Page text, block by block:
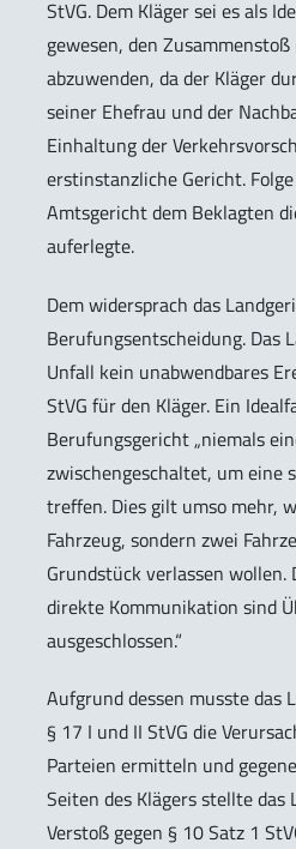
StVG. Dem Kläger sei es als
gewesen, den
abzuwenden, da der Kläger
seiner Ehefrau und der
Einhaltung der
erstinstanzliche Gericht.
Amtsgericht dem Beklagten
auferlegte.
Dem widersprach das
Berufungsentscheidung. Das
Unfall kein unabwendbares
StVG für den Kläger. Ein
Berufungsgericht „niemals
zwischengeschaltet, um eine
treffen. Dies gilt umso mehr,
Fahrzeug, sondern zwei
Grundstück verlassen wollen.
direkte Kommunikation sind
ausgeschlossen.“
Aufgrund dessen musste das
§ 17 I und II StVG die
Parteien ermitteln und
Seiten des Klägers stellte das
Verstoß gegen § 10 Satz 1